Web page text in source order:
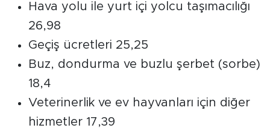
Hava yolu ile yurt içi yolcu taşımacılığı
26,98
Geçiş ücretleri 25,25
Buz, dondurma ve buzlu şerbet (sorbe)
18,4
Veterinerlik ve ev hayvanları için diğer
hizmetler 17,39